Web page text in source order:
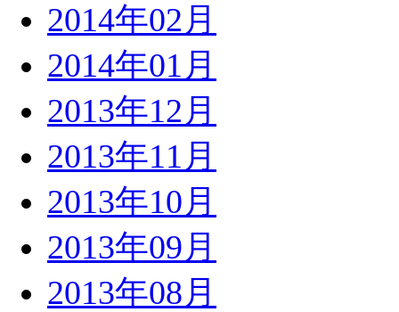
2014年02月
2014年01月
2013年12月
2013年11月
2013年10月
2013年09月
2013年08月